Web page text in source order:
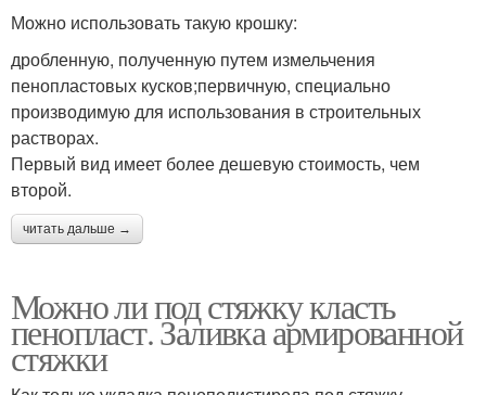
Можно использовать такую крошку:
дробленную, полученную путем измельчения
пенопластовых кусков;первичную, специально
производимую для использования в строительных
растворах.
Первый вид имеет более дешевую стоимость, чем
второй.
читать дальше →
Можно ли под стяжку класть
пенопласт. Заливка армированной
стяжки